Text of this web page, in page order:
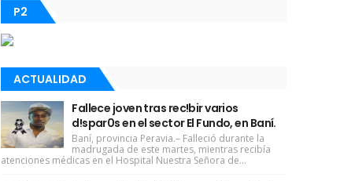
P2
ACTUALIDAD
Fallece joven tras rec!bir varios
d!spar0s en el sector El Fundo, en Baní.
Baní, provincia Peravia.– Falleció durante la
madrugada de este martes, mientras recibía
atenciones médicas en el Hospital Nuestra Señora de...